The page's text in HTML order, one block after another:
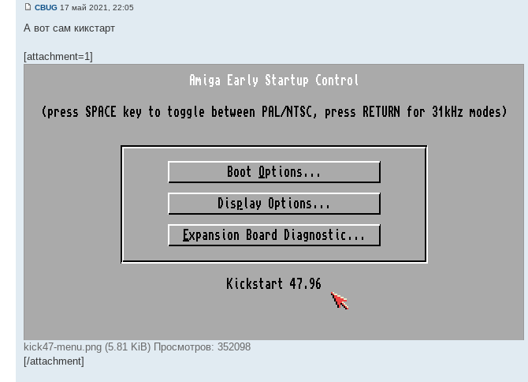
CBUG 17 май 2021, 22:05
А вот сам кикстарт
[attachment=1]
kick47-menu.png (5.81 KiB) Просмотров: 352098
[/attachment]